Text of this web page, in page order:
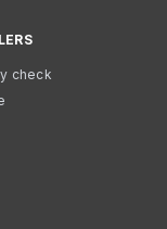
check